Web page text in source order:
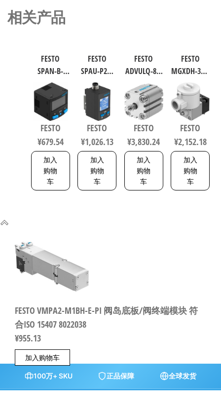
相关产品
FESTO
SPAN-B-
B11R-Q4-
PN-L1+2.5S
传感器/连
接电缆
8114774
FESTO
¥679.54
加入
购物
车
FESTO
SPAU-P2R-
W-G18FD-L-
PNLK-
PNVBA-M8U
数字压力
传感器 符
合EN 60947-
5-2 8001232
FESTO
¥1,026.13
加入
购物
车
FESTO
ADVULQ-80-
60-A-P-A 紧
凑型抗扭
气缸 行程
60mm 缸径
80mm
156833
FESTO
¥3,830.24
加入
购物
车
FESTO
MGXDH-3/2-
1.2-24DC-EX
工业自动
化零部件
规格1.2
535615
FESTO
¥2,152.18
加入
购物
车
FESTO VMPA2-M1BH-E-PI 阀岛底板/阀终端模块 符
合ISO 15407 8022038
¥955.13
加入购物车
100万+ SKU 正品保障 全球发货